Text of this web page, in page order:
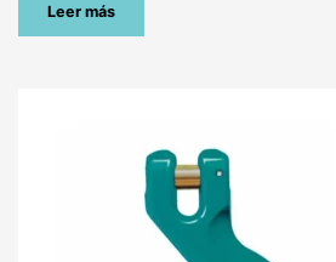
Leer más